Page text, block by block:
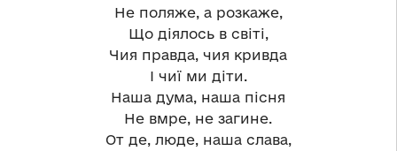
Не поляже, а розкаже,
Що діялось в світі,
Чия правда, чия кривда
І чиї ми діти.
Наша дума, наша пісня
Не вмре, не загине.
От де, люде, наша слава,